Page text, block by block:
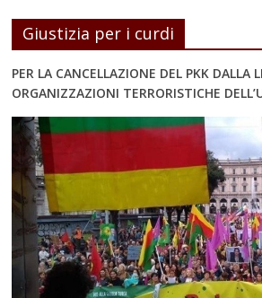
Giustizia per i curdi
PER LA CANCELLAZIONE DEL PKK DALLA
ORGANIZZAZIONI TERRORISTICHE